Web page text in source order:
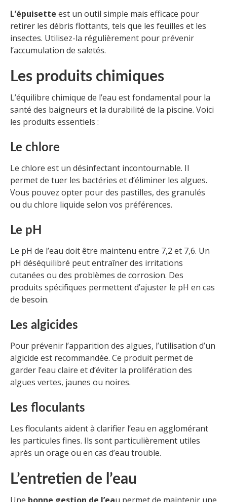
L’épuisette est un outil simple mais efficace pour
retirer les débris flottants, tels que les feuilles et les
insectes. Utilisez-la régulièrement pour prévenir
l’accumulation de saletés.
Les produits chimiques
L’équilibre chimique de l’eau est fondamental pour la
santé des baigneurs et la durabilité de la piscine. Voici
les produits essentiels :
Le chlore
Le chlore est un désinfectant incontournable. Il
permet de tuer les bactéries et d’éliminer les algues.
Vous pouvez opter pour des pastilles, des granulés
ou du chlore liquide selon vos préférences.
Le pH
Le pH de l’eau doit être maintenu entre 7,2 et 7,6. Un
pH déséquilibré peut entraîner des irritations
cutanées ou des problèmes de corrosion. Des
produits spécifiques permettent d’ajuster le pH en cas
de besoin.
Les algicides
Pour prévenir l’apparition des algues, l’utilisation d’un
algicide est recommandée. Ce produit permet de
garder l’eau claire et d’éviter la prolifération des
algues vertes, jaunes ou noires.
Les floculants
Les floculants aident à clarifier l’eau en agglomérant
les particules fines. Ils sont particulièrement utiles
après un orage ou en cas d’eau trouble.
L’entretien de l’eau